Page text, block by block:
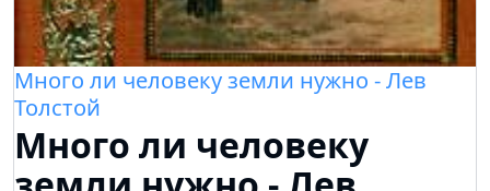
Много ли человеку земли нужно - Лев
Толстой
Много ли человеку